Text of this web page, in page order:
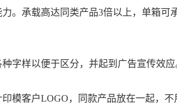
。 承载高达同类产品3倍以上，单箱可
种字样以便于区分，并起到广告宣传效应
印模客户LOGO，同款产品放在一起，不